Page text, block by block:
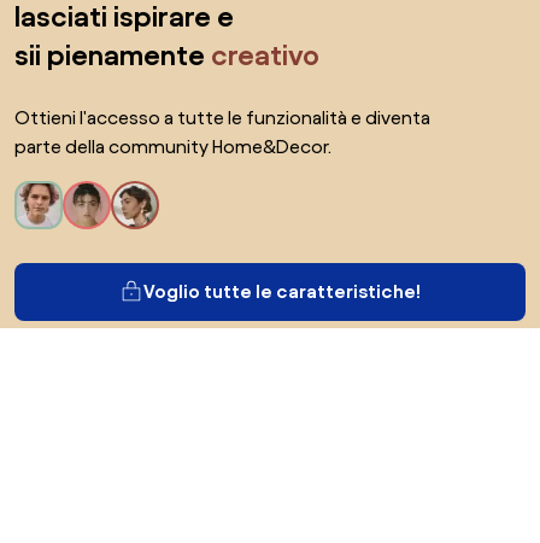
lasciati ispirare e
sii pienamente creativo
Ottieni l'accesso a tutte le funzionalità e diventa
parte della community Home&Decor.
Voglio tutte le caratteristiche!